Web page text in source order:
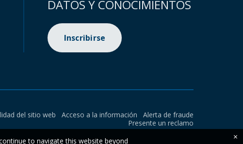
DATOS Y CONOCIMIENTOS
Inscribirse
del sitio web Acceso a la información
Alerta de fraude
Presente un reclamo
to navigate this website beyond
×